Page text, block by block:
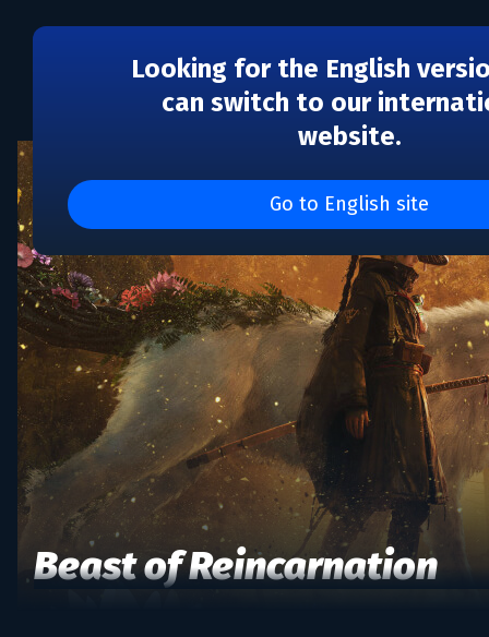
Looking for the English
can switch to our
website.
Go to English site
Beast of Reincarnation